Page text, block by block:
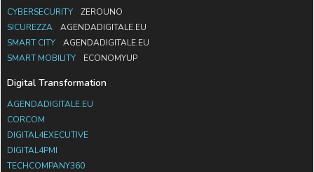
CYBERSECURITY
ZEROUNO
SICUREZZA
AGENDADIGITALE.EU
SMART CITY
AGENDADIGITALE.EU
SMART MOBILITY
ECONOMYUP
Digital Transformation
AGENDADIGITALE.EU
CORCOM
DIGITAL4EXECUTIVE
DIGITAL4PMI
TECHCOMPANY360